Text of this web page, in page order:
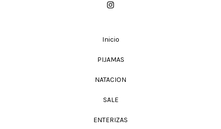
Inicio
PIJAMAS
NATACION
SALE
ENTERIZAS